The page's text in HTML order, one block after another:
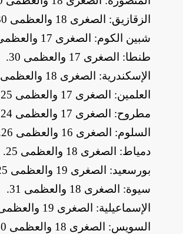
​الزقازيق: الصغرى 18 والعظمى 30
​شبين الكوم: الصغرى 17 والعظمى 30
​طنطا: الصغرى 17 والعظمى 30
.
​الإسكندرية: الصغرى 18 والعظمى 25
​العلمين: الصغرى 17 والعظمى 25
​مطروح: الصغرى 17 والعظمى 24
​السلوم: الصغرى 16 والعظمى 26
​دمياط: الصغرى 18 والعظمى 25
.
​بورسعيد: الصغرى 19 والعظمى 25
​سيوة: الصغرى 18 والعظمى 31
.
​الإسماعيلية: الصغرى 19 والعظمى 31
​السويس: الصغرى 18 والعظمى 30